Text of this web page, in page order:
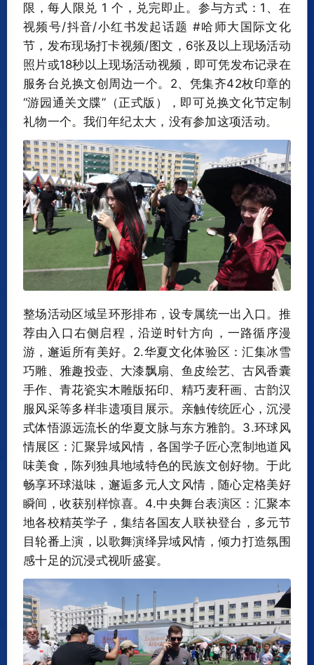
限，每人限兑 1 个，兑完即止。参与方式：1、在
视频号/抖音/小红书发起话题 #哈师大国际文化
节，发布现场打卡视频/图文，6张及以上现场活动
照片或18秒以上现场活动视频，即可凭发布记录在
服务台兑换文创周边一个。2、凭集齐42枚印章的
“游园通关文牒”（正式版），即可兑换文化节定制
礼物一个。‍我们年纪太大，没有参加这项活动。
整场活动区域呈环形排布，设专属统一出入口。推
荐由入口右侧启程，沿逆时针方向，一路循序漫
游，邂逅所有美好。2.华夏文化体验区：汇集冰雪
巧雕、雅趣投壶、大漆飘扇、鱼皮绘艺、古风香囊
手作、青花瓷实木雕版拓印、精巧麦秆画、古韵汉
服风采等多样非遗项目展示。亲触传统匠心，沉浸
式体悟源远流长的华夏文脉与东方雅韵。3.环球风
情展区：汇聚异域风情，各国学子匠心烹制地道风
味美食，陈列独具地域特色的民族文创好物。于此
畅享环球滋味，邂逅多元人文风情，随心定格美好
瞬间，收获别样惊喜。4.中央舞台表演区：汇聚本
地各校精英学子，集结各国友人联袂登台，多元节
目轮番上演，以歌舞演绎异域风情，倾力打造氛围
感十足的沉浸式视听盛宴。‍